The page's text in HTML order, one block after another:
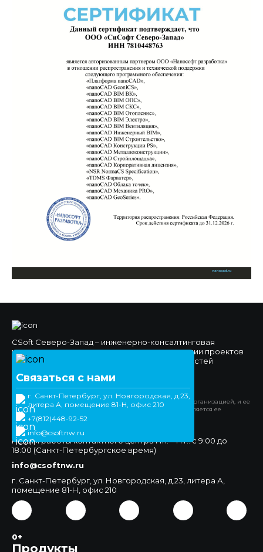
Связаться с нами
г. Санкт-Петербург, ул. Новгородская, д.23,
литера А, помещение 81-Н, офис 210
+7(812)448-92-52
info@csoftnw.ru
CSoft Северо-Запад – инженерно-консалтинговая
компания, специализирующаяся на реализации проектов
комплексной автоматизации различных областей
Официальный сайт
*Компания Meta Platforms Inc. признана экстремистской организацией, и ее
деятельность запрещена на территории РФ. WhatsApp является ее
продуктом.
Продукты
+7(812)448-92-52
Режим работы контактного центра Пн. – Пт.: с 9:00 до
18:00 (Санкт-Петербургское время)
info@csoftnw.ru
г. Санкт-Петербург, ул. Новгородская, д.23, литера А,
помещение 81-Н, офис 210
0+